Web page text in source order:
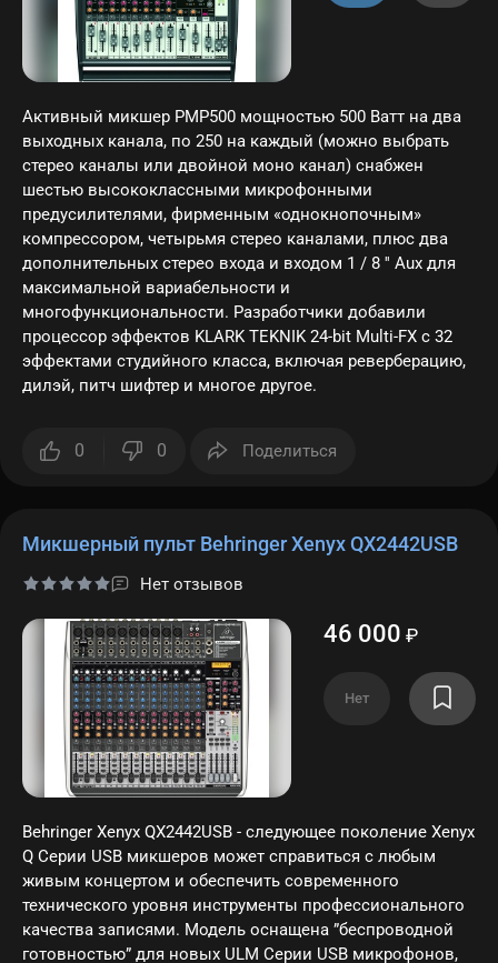
Активный микшер PMP500 мощностью 500 Ватт на два
выходных канала, по 250 на каждый (можно выбрать
стерео каналы или двойной моно канал) снабжен
шестью высококлассными микрофонными
предусилителями, фирменным «однокнопочным»
компрессором, четырьмя стерео каналами, плюс два
дополнительных стерео входа и входом 1 / 8 '' Aux для
максимальной вариабельности и
многофункциональности. Разработчики добавили
процессор эффектов KLARK TEKNIK 24-bit Multi-FX с 32
эффектами студийного класса, включая реверберацию,
дилэй, питч шифтер и многое другое.
0 0 Поделиться
Микшерный пульт Behringer Xenyx QX2442USB
Нет отзывов
46 000 ₽
Нет
Behringer Xenyx QX2442USB - следующее поколение Xenyx
Q Серии USB микшеров может справиться с любым
живым концертом и обеспечить современного
технического уровня инструменты профессионального
качества записями. Модель оснащена ”беспроводной
готовностью” для новых ULM Серии USB микрофонов,